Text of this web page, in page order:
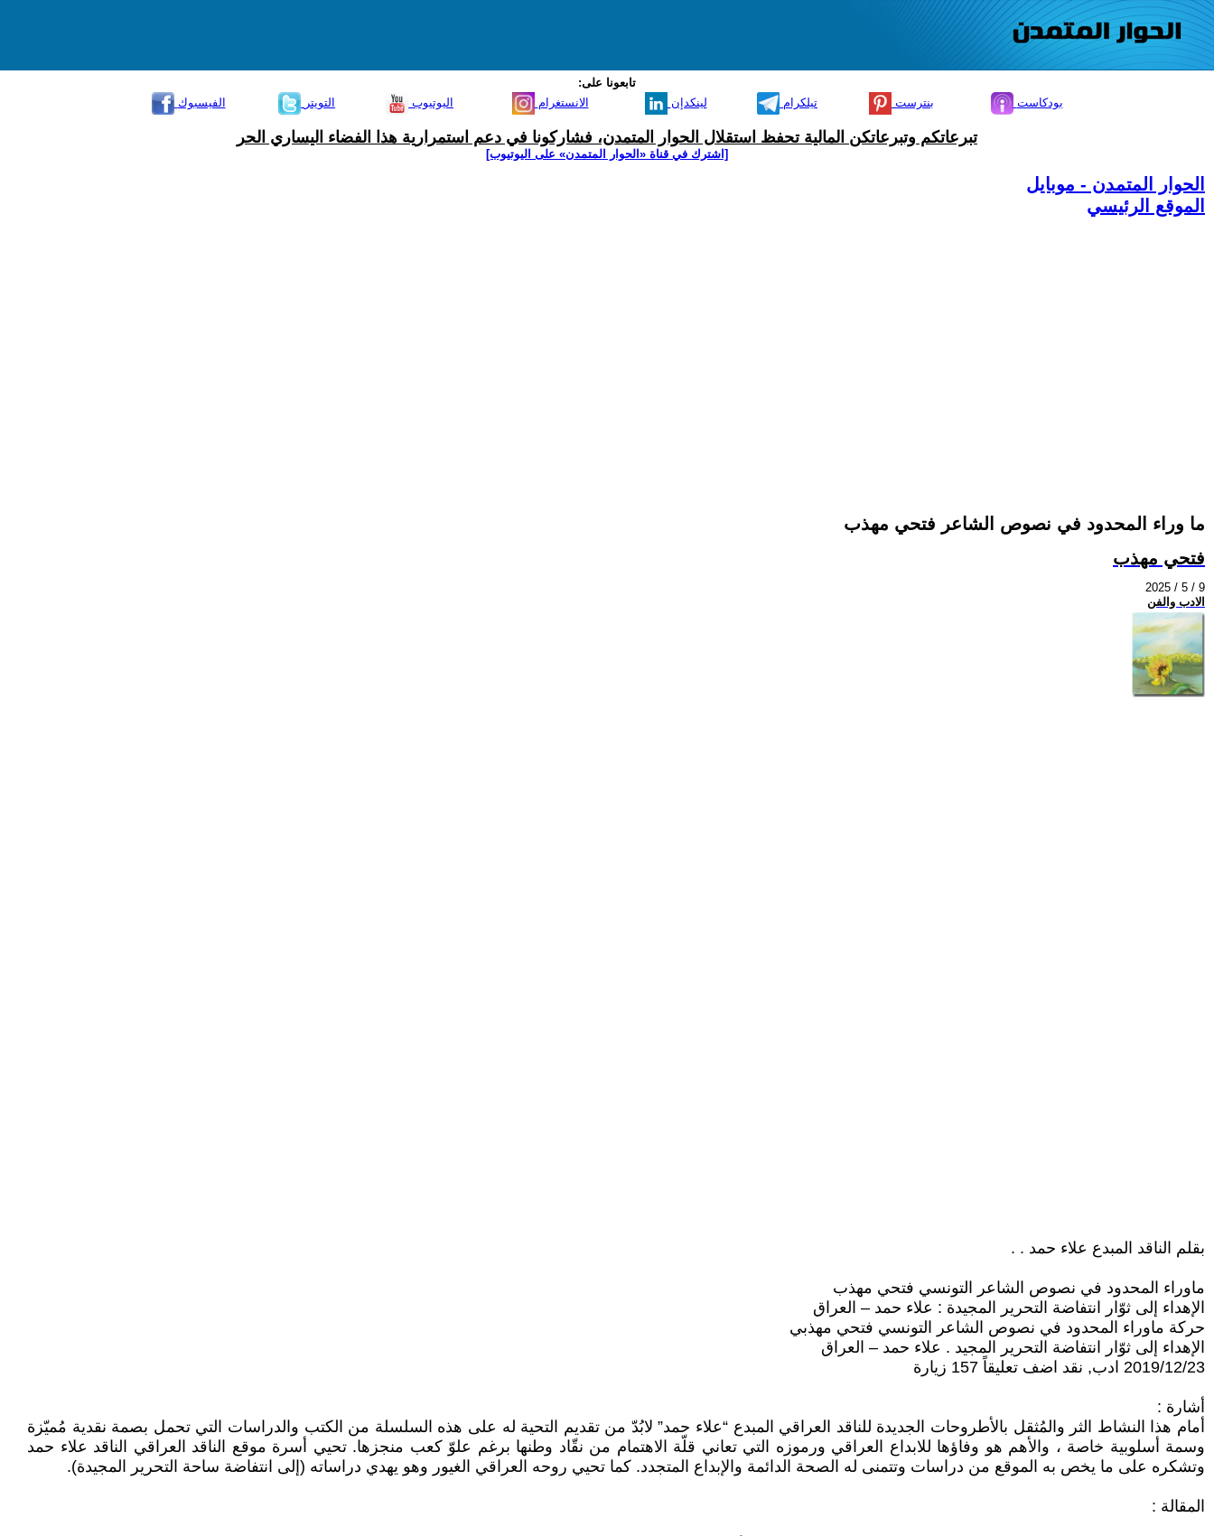
تابعونا على:
الفيسبوك
التويتر اليوتيوب الانستغرام لينكدإن تيلكرام بنترست بودكاست
تبرعاتكم وتبرعاتكن المالية تحفظ استقلال الحوار المتمدن، فشاركونا في دعم استمرارية هذا الفضاء اليساري الحر
[اشترك في قناة ‫«الحوار المتمدن» على اليوتيوب]
الحوار المتمدن - موبايل
الموقع الرئيسي
ما وراء المحدود في نصوص الشاعر فتحي مهذب
فتحي مهذب
2025 / 5 / 9
الادب والفن
بقلم الناقد المبدع علاء حمد . .
ماوراء المحدود في نصوص الشاعر التونسي فتحي مهذب
الإهداء إلى ثوّار انتفاضة التحرير المجيدة : علاء حمد – العراق
حركة ماوراء المحدود في نصوص الشاعر التونسي فتحي مهذبي
الإهداء إلى ثوّار انتفاضة التحرير المجيد . علاء حمد – العراق
2019/12/23 ادب, نقد اضف تعليقاً 157 زيارة
أشارة :
أمام هذا النشاط الثر والمُثقل بالأطروحات الجديدة للناقد العراقي المبدع “علاء حمد” لابُدّ من تقديم التحية له على هذه السلسلة من الكتب والدراسات التي تحمل بصمة نقدية مُميّزة
وسمة أسلوبية خاصة ، والأهم هو وفاؤها للابداع العراقي ورموزه التي تعاني قلّة الاهتمام من نقّاد وطنها برغم علوّ كعب منجزها. تحيي أسرة موقع الناقد العراقي الناقد علاء حمد
وتشكره على ما يخص به الموقع من دراسات وتتمنى له الصحة الدائمة والإبداع المتجدد. كما تحيي روحه العراقي الغيور وهو يهدي دراساته (إلى انتفاضة ساحة التحرير المجيدة).
المقالة :